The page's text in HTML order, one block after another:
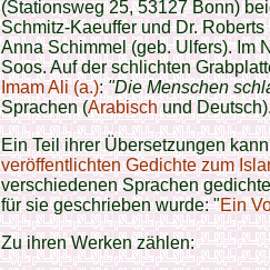
(Stationsweg 25, 53127 Bonn)
Schmitz-Kaeuffer und Dr.
Anna Schimmel (geb. Ulfers). Im
Soos. Auf der schlichten
Imam Ali (a.):"Die Menschen
Sprachen (Arabischund
Ein Teil ihrer Übersetzungen
veröffentlichten Gedichte zum
verschiedenen Sprachen
für sie geschrieben wurde: "Ein
Zu ihren Werken zählen: